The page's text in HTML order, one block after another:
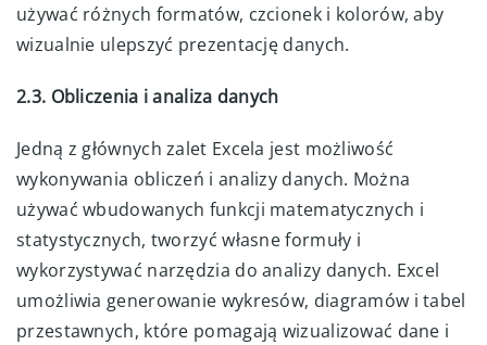
używać różnych formatów, czcionek i kolorów, aby
wizualnie ulepszyć prezentację danych.
2.3. Obliczenia i analiza danych
Jedną z głównych zalet Excela jest możliwość
wykonywania obliczeń i analizy danych. Można
używać wbudowanych funkcji matematycznych i
statystycznych, tworzyć własne formuły i
wykorzystywać narzędzia do analizy danych. Excel
umożliwia generowanie wykresów, diagramów i tabel
przestawnych, które pomagają wizualizować dane i